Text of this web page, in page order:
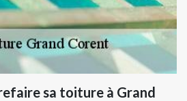
sa toiture à Grand